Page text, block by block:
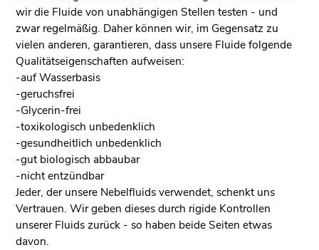
wir die Fluide von unabhängigen Stellen testen - und
zwar regelmäßig. Daher können wir, im Gegensatz zu
vielen anderen, garantieren, dass unsere Fluide folgende
Qualitätseigenschaften aufweisen:
-auf Wasserbasis
-geruchsfrei
-Glycerin-frei
-toxikologisch unbedenklich
-gesundheitlich unbedenklich
-gut biologisch abbaubar
-nicht entzündbar
Jeder, der unsere Nebelfluids verwendet, schenkt uns
Vertrauen. Wir geben dieses durch rigide Kontrollen
unserer Fluids zurück - so haben beide Seiten etwas
davon.